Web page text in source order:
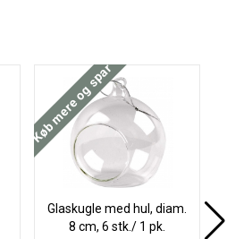
Køb mere og spar
Glaskugle med hul, diam.
8 cm, 6 stk./ 1 pk.